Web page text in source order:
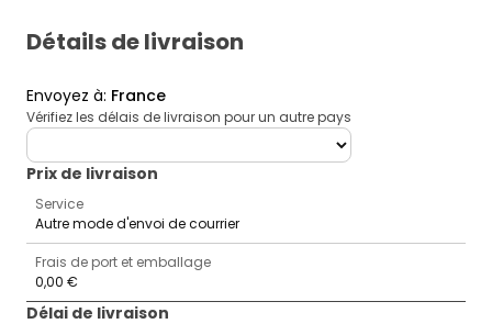
Détails de livraison
Envoyez à: France
Vérifiez les délais de livraison pour un autre pays
deliveryCountry
Prix ​​de livraison
Service
Autre mode d'envoi de courrier
Frais de port et emballage
0,00 €
Délai de livraison